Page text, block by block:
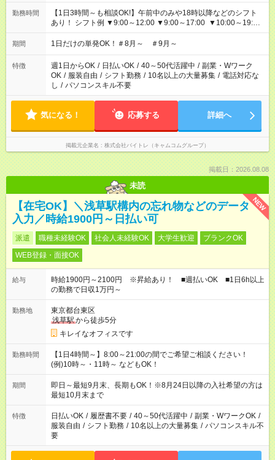
勤務時間
【1日3時間～も相談OK!】午前中のみや18時以降などのシフト
あり！ シフト例 ▼9:00～12:00 ▼9:00～17:00 ▼10:00～19:00
▼18:00～21:00
期間 1日だけの単発OK！＃8月～ ＃9月～
特徴 週1日からOK / 日払いOK / 40～50代活躍中 / 副業・Wワーク
OK / 服装自由 / シフト勤務 / 10名以上の大量募集 / 電話対応な
し / パソコンスキル不要
気になる！ 応募する 詳細へ
掲載元企業名 株式会社バイトレ（キャムコムグループ）
掲載日：2026.08.08
未読
NEW
【在宅OK】＼浅草駅構内の忘れ物などのデータ
入力／時給1900円～日払い可
派遣 職種未経験OK 社会人未経験OK 大学生歓迎
ブランクOK
WEB登録・面接OK
給与
時給1900円～2100円 ※昇給あり！ ■週払いOK ■1日6h以上
の勤務で日収1万円～
勤務地
東京都台東区
浅草駅から徒歩5分
キレイなオフィスです
勤務時間
【1日4時間～】8:00～21:00の間でご希望ご相談ください！
(例)10時～・11時～ などもOK！
期間
即日～最短9月末、長期もOK！※8月24日以降の入社希望の方は
最短10月末まで
特徴 日払いOK / 履歴書不要 / 40～50代活躍中 / 副業・WワークOK /
服装自由 / シフト勤務 / 10名以上の大量募集 / パソコンスキル不
要